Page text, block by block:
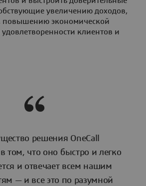
увеличению доходов,
повышению экономической
клиентов и
решения OneCall
том, что оно быстро и легко
и отвечает всем нашим
— и все это по разумной